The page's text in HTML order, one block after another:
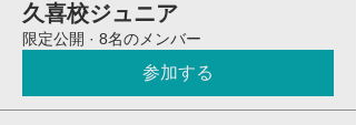
久喜校ジュニア
限定公開 · 8名のメンバー
参加する